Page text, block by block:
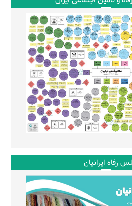
رفاه ایرانیان